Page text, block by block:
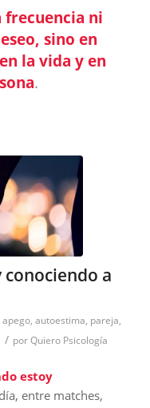
frecuencia ni
sino en
la vida y en
.
conociendo a
apego, autoestima, pareja,
/ porQuiero Psicología
estoy
entre matches,